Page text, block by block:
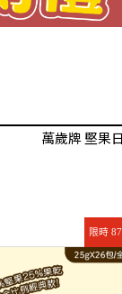
萬歲牌 堅果
限時